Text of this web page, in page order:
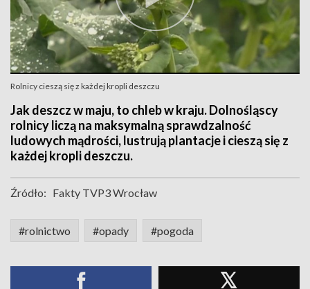
Rolnicy cieszą się z każdej kropli deszczu
Jak deszcz w maju, to chleb w kraju. Dolnośląscy
rolnicy liczą na maksymalną sprawdzalność
ludowych mądrości, lustrują plantacje i cieszą się z
każdej kropli deszczu.
Źródło: Fakty TVP3 Wrocław
#rolnictwo #opady #pogoda